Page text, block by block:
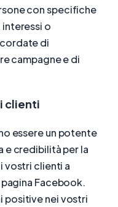
con specifiche
o
di
campagne e di
clienti
essere un potente
e credibilità per la
vostri clienti a
Facebook.
positive nei vostri